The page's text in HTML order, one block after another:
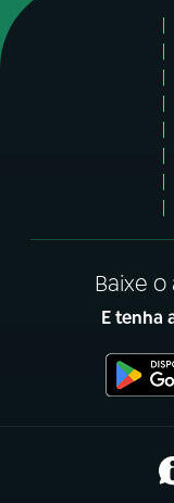
Baixe
E tenha